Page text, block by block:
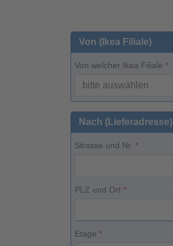
Von (Ikea Filiale)
Von welcher Ikea Filiale *
Nach (Lieferadresse)
Strasse und Nr. *
PLZ und Ort *
Etage *